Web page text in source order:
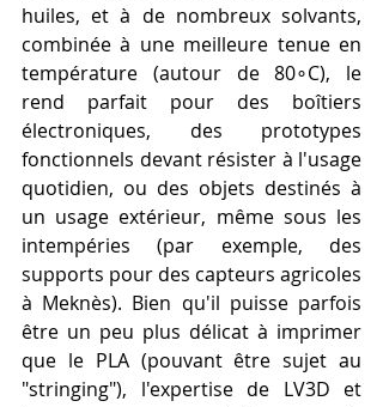
huiles, et à de nombreux solvants,
combinée à une meilleure tenue en
température (autour de 80∘C), le
rend parfait pour des boîtiers
électroniques, des prototypes
fonctionnels devant résister à l'usage
quotidien, ou des objets destinés à
un usage extérieur, même sous les
intempéries (par exemple, des
supports pour des capteurs agricoles
à Meknès). Bien qu'il puisse parfois
être un peu plus délicat à imprimer
que le PLA (pouvant être sujet au
"stringing"), l'expertise de LV3D et